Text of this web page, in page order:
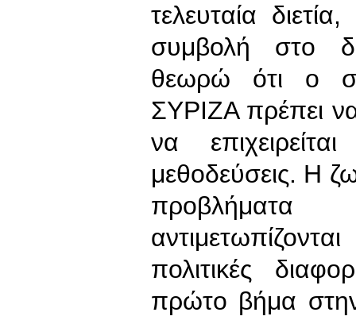
τελευταία
συμβολή στο
θεωρώ ότι ο
ΣΥΡΙΖΑ πρέπει να
να
μεθοδεύσεις. Η
προβλήματα
πολιτικές
πρώτο βήμα